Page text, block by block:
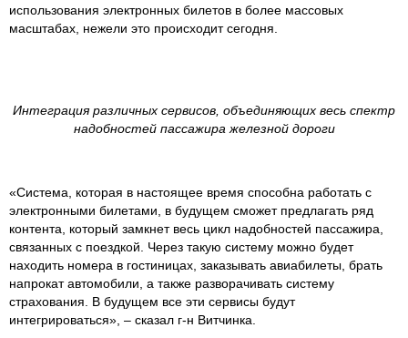
использования электронных билетов в более массовых
масштабах, нежели это происходит сегодня.
Интеграция различных сервисов, объединяющих весь спектр
надобностей пассажира железной дороги
«Система, которая в настоящее время способна работать с
электронными билетами, в будущем сможет предлагать ряд
контента, который замкнет весь цикл надобностей пассажира,
связанных с поездкой. Через такую систему можно будет
находить номера в гостиницах, заказывать авиабилеты, брать
напрокат автомобили, а также разворачивать систему
страхования. В будущем все эти сервисы будут
интегрироваться», – сказал г-н Витчинка.